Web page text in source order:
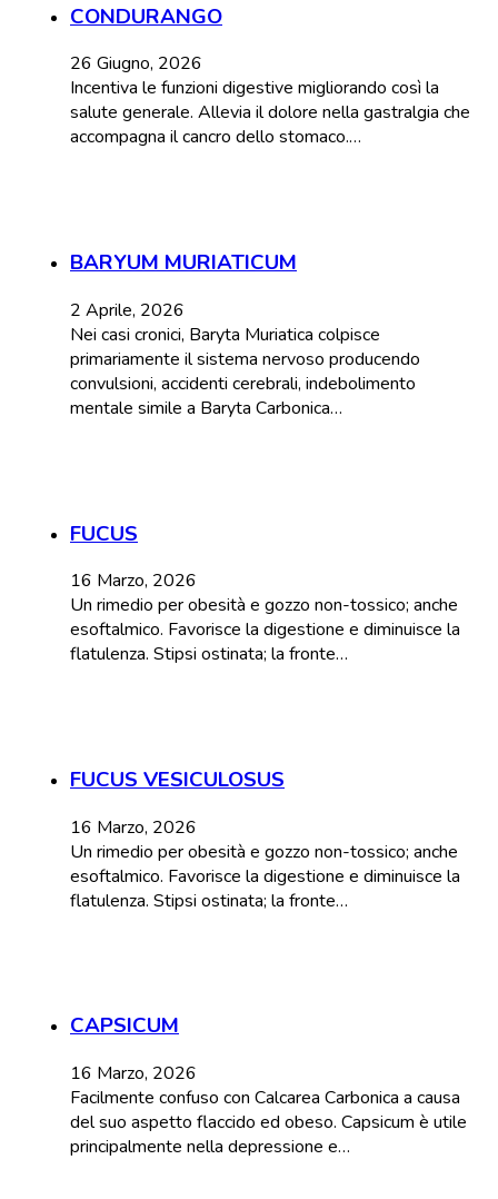
CONDURANGO
26 Giugno, 2026
Incentiva le funzioni digestive migliorando così la
salute generale. Allevia il dolore nella gastralgia che
accompagna il cancro dello stomaco.…
BARYUM MURIATICUM
2 Aprile, 2026
Nei casi cronici, Baryta Muriatica colpisce
primariamente il sistema nervoso producendo
convulsioni, accidenti cerebrali, indebolimento
mentale simile a Baryta Carbonica…
FUCUS
16 Marzo, 2026
Un rimedio per obesità e gozzo non-tossico; anche
esoftalmico. Favorisce la digestione e diminuisce la
flatulenza. Stipsi ostinata; la fronte…
FUCUS VESICULOSUS
16 Marzo, 2026
Un rimedio per obesità e gozzo non-tossico; anche
esoftalmico. Favorisce la digestione e diminuisce la
flatulenza. Stipsi ostinata; la fronte…
CAPSICUM
16 Marzo, 2026
Facilmente confuso con Calcarea Carbonica a causa
del suo aspetto flaccido ed obeso. Capsicum è utile
principalmente nella depressione e…